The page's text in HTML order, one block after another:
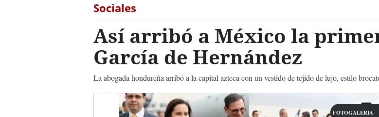
Sociales
Así arribó a México la
García de Hernández
La abogada hondureña arribó a la capital azteca con un vestido de tejido de lujo, estilo
FOTOGALERÍA